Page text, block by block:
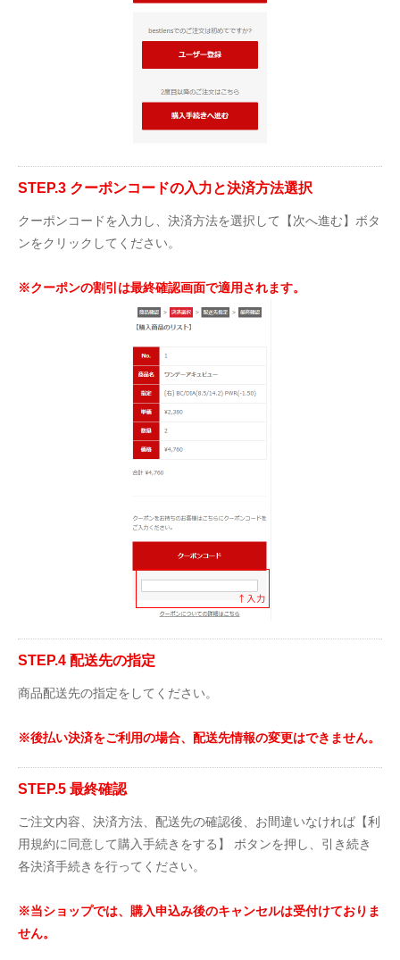
STEP.3 クーポンコードの入力と決済方法選択
クーポンコードを入力し、決済方法を選択して【次へ進む】ボタ
ンをクリックしてください。
※クーポンの割引は最終確認画面で適用されます。
STEP.4 配送先の指定
商品配送先の指定をしてください。
※後払い決済をご利用の場合、配送先情報の変更はできません。
STEP.5 最終確認
ご注文内容、決済方法、配送先の確認後、お間違いなければ【利
用規約に同意して購入手続きをする】 ボタンを押し、引き続き
各決済手続きを行ってください。
※当ショップでは、購入申込み後のキャンセルは受付けておりま
せん。